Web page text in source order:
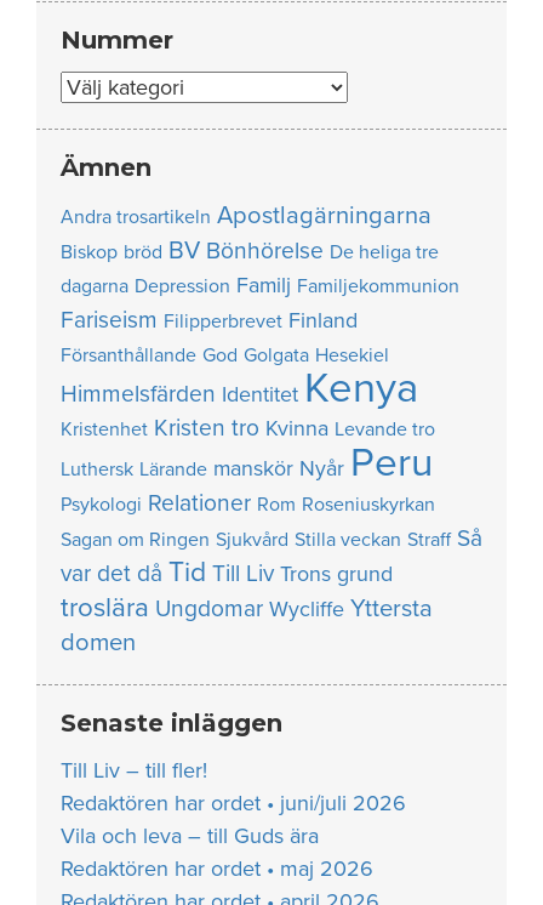
Nummer
Nummer
Ämnen
Andra trosartikeln Apostlagärningarna
Biskop bröd BV Bönhörelse De heliga tre
dagarna Depression Familj Familjekommunion
Fariseism Filipperbrevet Finland
Försanthållande God Golgata Hesekiel
Himmelsfärden Identitet Kenya
Kristenhet Kristen tro Kvinna Levande tro
Luthersk Lärande manskör Nyår Peru
Psykologi Relationer Rom Roseniuskyrkan
Sagan om Ringen Sjukvård Stilla veckan Straff Så
var det då Tid Till Liv Trons grund
troslära Ungdomar Wycliffe Yttersta
domen
Senaste inläggen
Till Liv – till fler!
Redaktören har ordet • juni/juli 2026
Vila och leva – till Guds ära
Redaktören har ordet • maj 2026